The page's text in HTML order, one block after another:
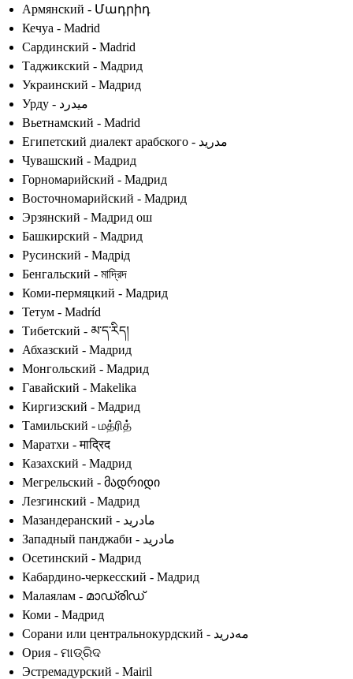
Армянский - Մադրիդ
Кечуа - Madrid
Сардинский - Madrid
Таджикский - Мадрид
Украинский - Мадрид
Урду - میدرد
Вьетнамский - Madrid
Египетский диалект арабского - مدريد
Чувашский - Мадрид
Горномарийский - Мадрид
Восточномарийский - Мадрид
Эрзянский - Мадрид ош
Башкирский - Мадрид
Русинский - Мадрід
Бенгальский - মাদ্রিদ
Коми-пермяцкий - Мадрид
Тетум - Madríd
Тибетский - མ་ད་རིད།
Абхазский - Мaдрид
Монгольский - Мадрид
Гавайский - Makelika
Киргизский - Мадрид
Тамильский - மத்ரித்
Маратхи - माद्रिद
Казахский - Мадрид
Мегрельский - მადრიდი
Лезгинский - Мадрид
Мазандеранский - مادرید
Западный панджаби - مادرید
Осетинский - Мадрид
Кабардино-черкесский - Мадрид
Малаялам - മാഡ്രിഡ്
Коми - Мадрид
Сорани или центральнокурдский - مەدرید
Ория - ମାଡ୍ରିଦ
Эстремадурский - Mairil